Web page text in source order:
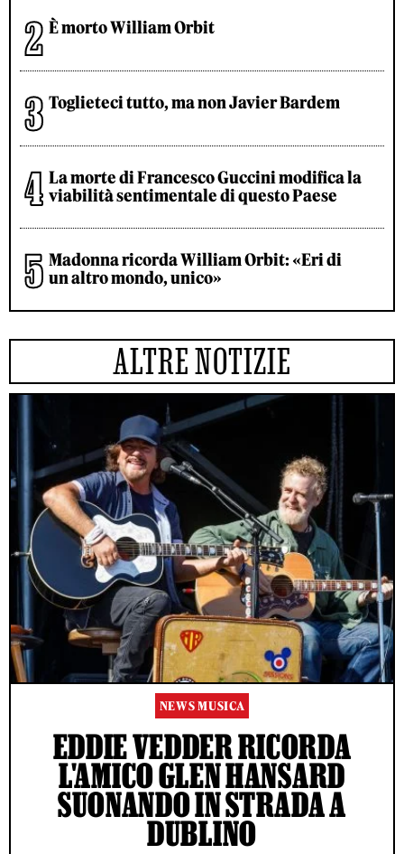
È morto William Orbit
Toglieteci tutto, ma non Javier Bardem
La morte di Francesco Guccini modifica la
viabilità sentimentale di questo Paese
Madonna ricorda William Orbit: «Eri di
un altro mondo, unico»
ALTRE NOTIZIE
NEWS MUSICA
EDDIE VEDDER RICORDA
L'AMICO GLEN HANSARD
SUONANDO IN STRADA A
DUBLINO